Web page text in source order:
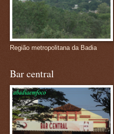
Região metropolitana da Badia
Bar central